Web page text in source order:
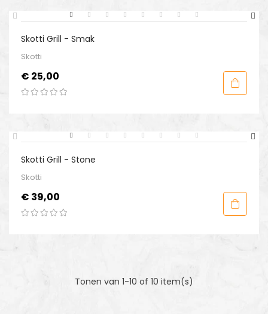
Skotti Grill - Smak
Skotti
Prijs
€ 25,00
Skotti Grill - Stone
Skotti
Prijs
€ 39,00
Tonen van 1-10 of 10 item(s)